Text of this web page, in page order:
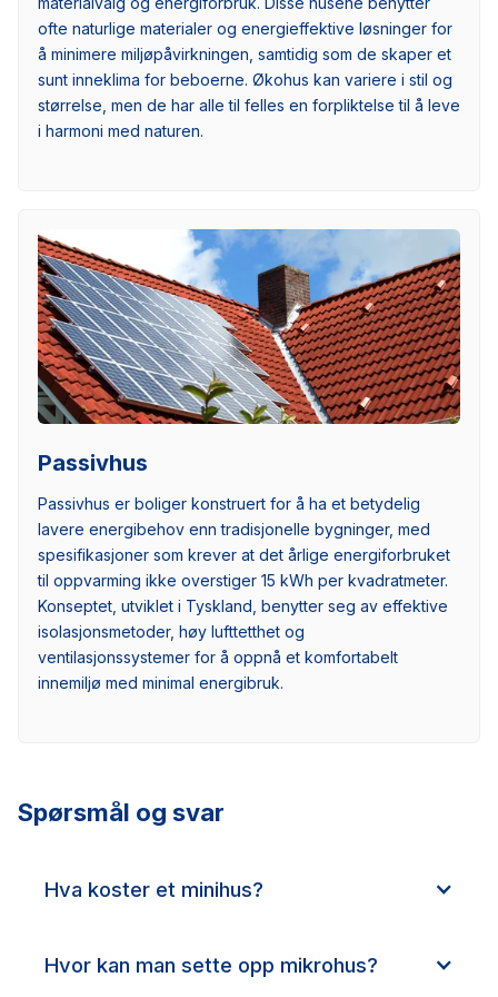
ofte naturlige materialer og energieffektive løsninger for
å minimere miljøpåvirkningen, samtidig som de skaper et
sunt inneklima for beboerne. Økohus kan variere i stil og
størrelse, men de har alle til felles en forpliktelse til å leve
i harmoni med naturen.
Passivhus
Passivhus er boliger konstruert for å ha et betydelig
lavere energibehov enn tradisjonelle bygninger, med
spesifikasjoner som krever at det årlige energiforbruket
til oppvarming ikke overstiger 15 kWh per kvadratmeter.
Konseptet, utviklet i Tyskland, benytter seg av effektive
isolasjonsmetoder, høy lufttetthet og
ventilasjonssystemer for å oppnå et komfortabelt
innemiljø med minimal energibruk.
Spørsmål og svar
Hva koster et minihus?
Hvor kan man sette opp mikrohus?